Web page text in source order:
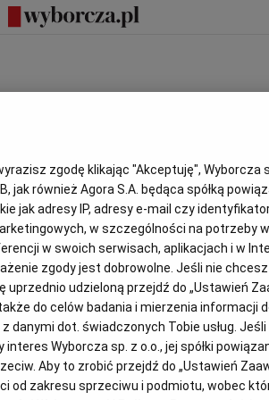
zgodę klikając "Akceptuję", Wyborcza
jak również Agora S.A. będąca spółką
jak adresy IP, adresy e-mail czy
w szczególności na potrzeby
w swoich serwisach, aplikacjach i w
zgody jest dobrowolne. Jeśli nie
udzieloną przejdź do „Ustawień
do celów badania i mierzenia informacji
danymi dot. świadczonych Tobie usług.
Wyborcza sp. z o.o., jej spółki
Aby to zrobić przejdź do „Ustawień
zakresu sprzeciwu i podmiotu, wobec